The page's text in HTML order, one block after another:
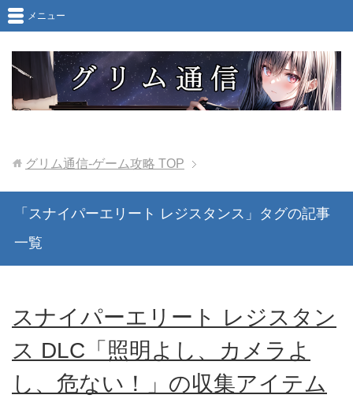
メニュー
グリム通信-ゲーム攻略 TOP
「スナイパーエリート レジスタンス」タグの記事
一覧
スナイパーエリート レジスタン
ス DLC「照明よし、カメラよ
し、危ない！」の収集アイテム